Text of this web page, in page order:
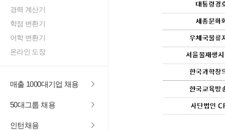
경력 계산기
학점 변환기
어학 변환기
온라인 도장
매출 1000대기업 채용
50대그룹 채용
인턴채용